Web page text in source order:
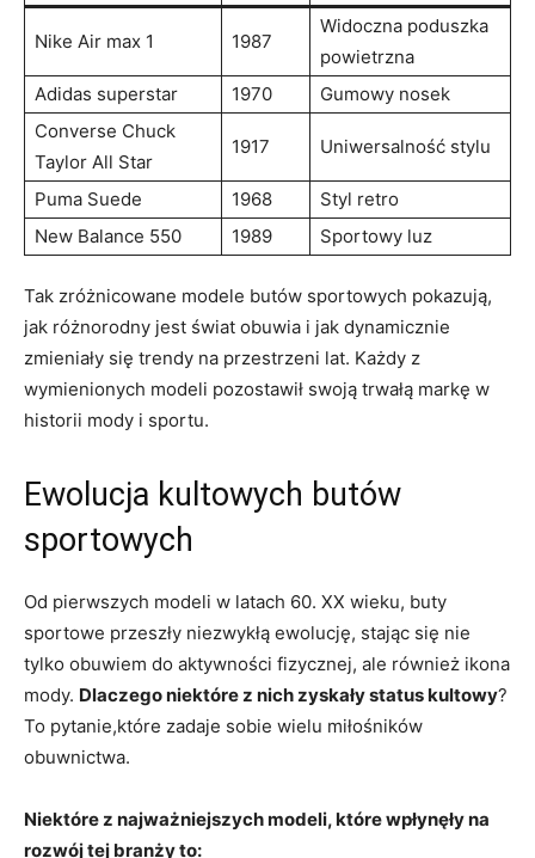
Nike⁢ Air max 1 1987
Widoczna ⁢poduszka
powietrzna
Adidas⁤ superstar
1970
Gumowy nosek
Converse⁤ Chuck
Taylor All Star
1917 Uniwersalność stylu
Puma Suede 1968
Styl ‍retro
New Balance 550
1989 Sportowy‌ luz
Tak zróżnicowane modele ⁤butów ⁣sportowych ‍pokazują,
jak⁤ różnorodny ⁢jest świat‍ obuwia ‍i ⁢jak dynamicznie
zmieniały się‍ trendy na przestrzeni lat. Każdy z‌
wymienionych‍ modeli ​pozostawił⁢ swoją⁢ trwałą markę w
historii⁤ mody⁣ i sportu.
Ewolucja kultowych butów
sportowych
Od ​pierwszych‍ modeli w latach⁣ 60.‌ XX ⁣wieku, buty
sportowe przeszły⁢ niezwykłą ⁢ewolucję, stając się nie
tylko ⁣obuwiem do aktywności fizycznej,‍ ale również ikona⁤
mody.⁣ Dlaczego ⁣niektóre z nich zyskały status kultowy?
To pytanie,które zadaje sobie‍ wielu miłośników
obuwnictwa.
Niektóre z najważniejszych modeli, które​ wpłynęły na
rozwój​ tej branży to: